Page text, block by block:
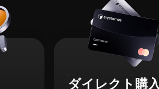
ダイレクト購